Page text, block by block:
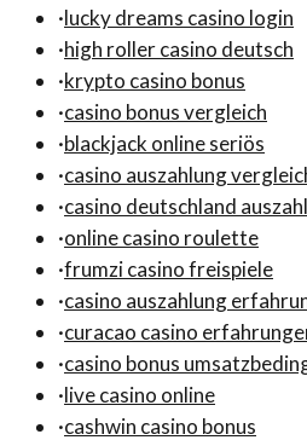
·lucky dreams casino login
·high roller casino deutsch
·krypto casino bonus
·casino bonus vergleich
·blackjack online seriös
·casino auszahlung
·casino deutschland
·online casino roulette
·frumzi casino freispiele
·casino auszahlung
·curacao casino
·casino bonus
·live casino online
·cashwin casino bonus